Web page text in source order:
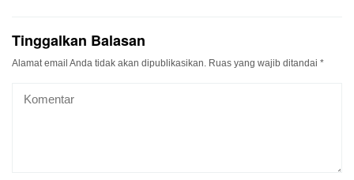
Tinggalkan Balasan
Alamat email Anda tidak akan dipublikasikan. Ruas yang wajib ditandai *